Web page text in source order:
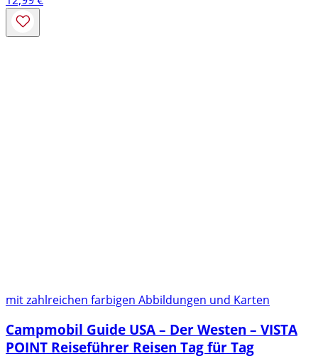
mit zahlreichen farbigen Abbildungen und Karten
Campmobil Guide USA – Der Westen – VISTA
POINT Reiseführer Reisen Tag für Tag